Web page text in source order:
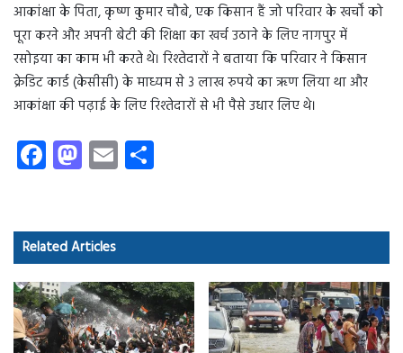
आकांक्षा के पिता, कृष्ण कुमार चौबे, एक किसान हैं जो परिवार के खर्चों को
पूरा करने और अपनी बेटी की शिक्षा का खर्च उठाने के लिए नागपुर में
रसोइया का काम भी करते थे। रिश्तेदारों ने बताया कि परिवार ने किसान
क्रेडिट कार्ड (केसीसी) के माध्यम से 3 लाख रुपये का ऋण लिया था और
आकांक्षा की पढ़ाई के लिए रिश्तेदारों से भी पैसे उधार लिए थे।
Fa
ce
o
ok
M
as
d
o
n
E
m
Related Articles